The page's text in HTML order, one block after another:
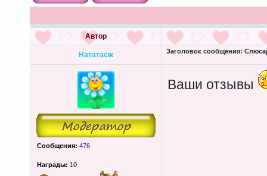
Автор
Нататасік Заголовок сообщения:
Сообщения: 476
Награды: 10
Ваши отзывы